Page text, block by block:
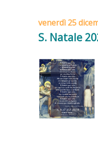
venerdì 25
S. Natale